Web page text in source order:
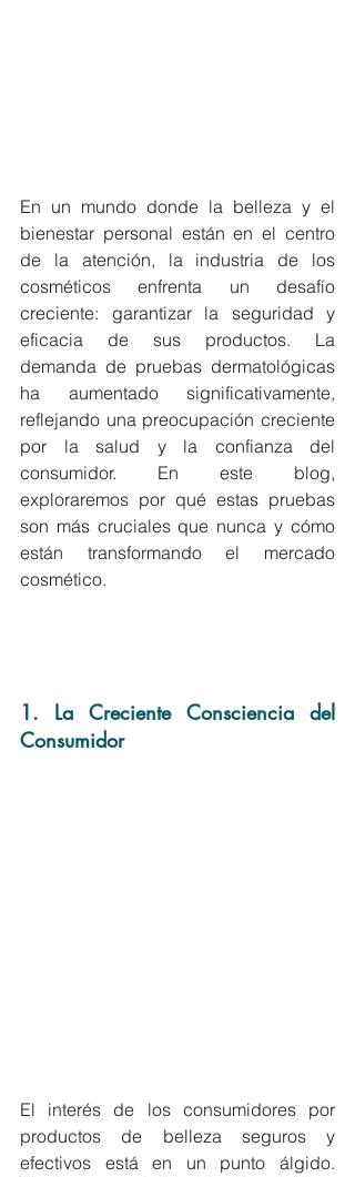
En un mundo donde la belleza y el
bienestar personal están en el centro
de la atención, la industria de los
cosméticos enfrenta un desafío
creciente: garantizar la seguridad y
eficacia de sus productos. La
demanda de pruebas dermatológicas
ha aumentado significativamente,
reflejando una preocupación creciente
por la salud y la confianza del
consumidor. En este blog,
exploraremos por qué estas pruebas
son más cruciales que nunca y cómo
están transformando el mercado
cosmético.
1. La Creciente Consciencia del
Consumidor
El interés de los consumidores por
productos de belleza seguros y
efectivos está en un punto álgido.